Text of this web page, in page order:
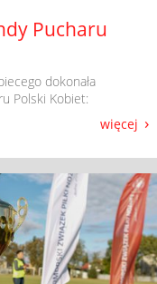
Pucharu
dokonała
Polski Kobiet:
więcej